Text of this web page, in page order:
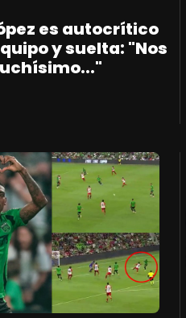
es autocrítico
y suelta: "Nos